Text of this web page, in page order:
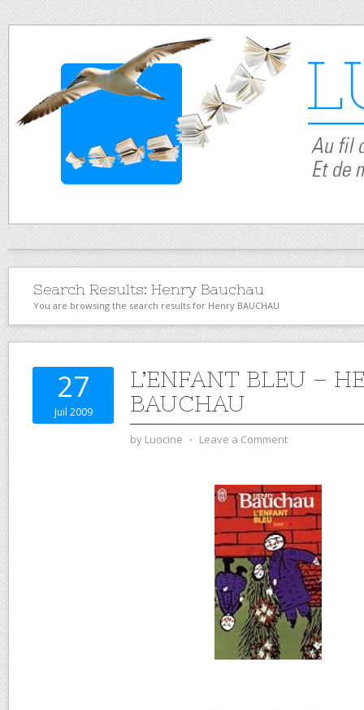
Search Results: Henry Bauchau
You are browsing the search results for Henry BAUCHAU
27
Juil 2009
L’ENFANT BLEU –
BAUCHAU
by Luocine ⋅ Leave a Comment